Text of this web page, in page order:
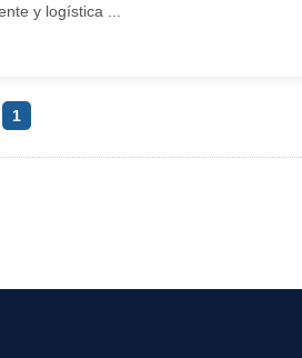
y logística ...
1